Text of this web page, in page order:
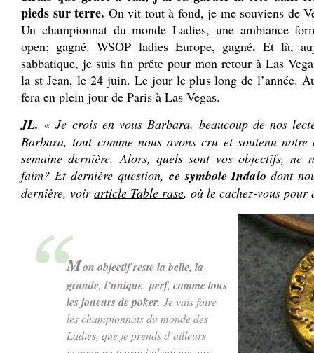
pieds sur terre. On vit tout à fond, je me souviens de
Un championnat du monde Ladies, une ambiance
open; gagné. WSOP ladies Europe, gagné.Et là,
sabbatique, je suis fin prête pour mon retour à Las
la st Jean, le 24 juin. Le jour le plus long de l’année.
fera en plein jour de Paris à Las Vegas.
JL. « Je crois en vous Barbara, beaucoup de nos
Barbara, tout comme nous avons cru et soutenu
semaine dernière. Alors, quels sont vos objectifs, ne
faim? Et dernière question, ce symbole Indalo dont
dernière, voirarticle Table rase, où le cachez-vous pour
Mon objectif reste la belle, la
grande, l’unique perf, comme tous
les joueurs de poker. Je vais faire
les championnats du monde des
Ladies, que je prends d’ailleurs